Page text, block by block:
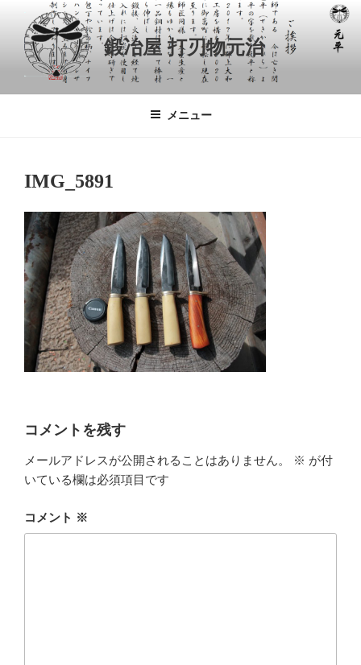
鍛冶屋 打刃物元治
メニュー
IMG_5891
コメントを残す
メールアドレスが公開されることはありません。 ※ が付
いている欄は必須項目です
コメント ※